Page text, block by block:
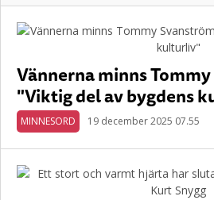
Vännerna minns
"Viktig del av bygdens
MINNESORD 19 december 2025 07.55